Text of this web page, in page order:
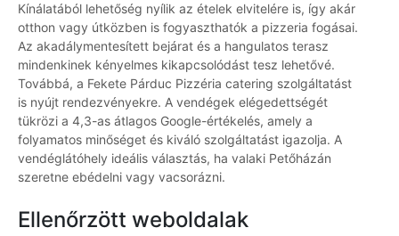
Kínálatából lehetőség nyílik az ételek elvitelére is, így akár
otthon vagy útközben is fogyaszthatók a pizzeria fogásai.
Az akadálymentesített bejárat és a hangulatos terasz
mindenkinek kényelmes kikapcsolódást tesz lehetővé.
Továbbá, a Fekete Párduc Pizzéria catering szolgáltatást
is nyújt rendezvényekre. A vendégek elégedettségét
tükrözi a 4,3-as átlagos Google-értékelés, amely a
folyamatos minőséget és kiváló szolgáltatást igazolja. A
vendéglátóhely ideális választás, ha valaki Petőházán
szeretne ebédelni vagy vacsorázni.
Ellenőrzött weboldalak